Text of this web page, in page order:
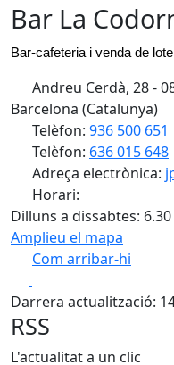
Bar La
Bar-cafeteria i venda de
Andreu Cerdà, 28 -
Barcelona (Catalunya)
Telèfon: 936 500 651
Telèfon: 636 015 648
Adreça electrònica:
Horari:
Dilluns a dissabtes:
Amplieu el mapa
Com arribar-hi
+
−
Darrera actualització:
RSS
L'actualitat a un clic